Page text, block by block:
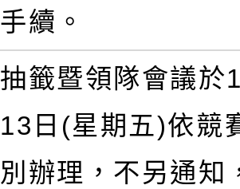
手續。
抽籤暨領隊會議於
13日(星期五)依競
別辦理，不另通知